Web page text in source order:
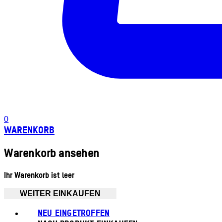
0
WARENKORB
Warenkorb ansehen
Ihr Warenkorb ist leer
WEITER EINKAUFEN
NEU EINGETROFFEN